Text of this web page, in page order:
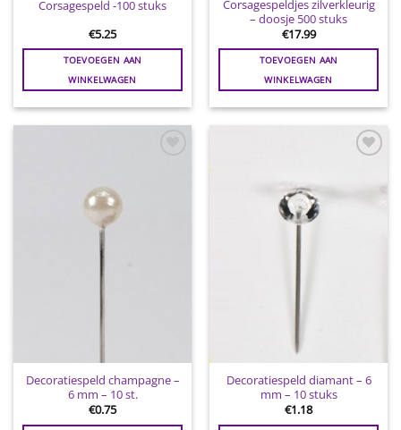
Corsagespeld -100 stuks
€5.25
TOEVOEGEN AAN
WINKELWAGEN
Corsagespeldjes zilverkleurig
– doosje 500 stuks
€17.99
TOEVOEGEN AAN
WINKELWAGEN
Decoratiespeld champagne –
6 mm – 10 st.
€0.75
Decoratiespeld diamant – 6
mm – 10 stuks
€1.18